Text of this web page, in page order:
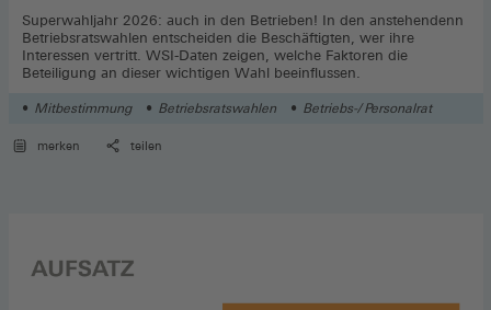
Superwahljahr 2026: auch in den Betrieben! In den anstehendenn
Betriebsratswahlen entscheiden die Beschäftigten, wer ihre
Interessen vertritt. WSI-Daten zeigen, welche Faktoren die
Beteiligung an dieser wichtigen Wahl beeinflussen.
Mitbestimmung Betriebsratswahlen Betriebs-/ Personalrat
merken teilen